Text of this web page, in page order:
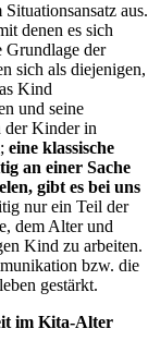
Situationsansatz aus.
denen es sich
Grundlage der
sich als diejenigen,
Kind
und seine
der Kinder in
eine klassische
an einer Sache
gibt es bei uns
nur ein Teil der
dem Alter und
Kindzu arbeiten.
bzw. die
gestärkt.
im Kita-Alter